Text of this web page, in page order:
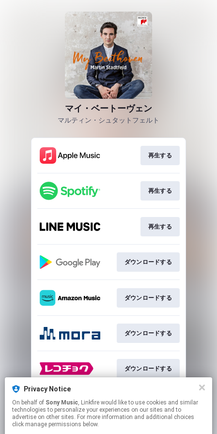
Privacy Notice
On behalf of Sony Music, Linkfire would like to use cookies and similar
technologies to personalize your experiences on our sites and to
advertise on other sites. For more information and additional choices
click manage permissions below.
マイ・ベートーヴェン
マルティン・シュタットフェルト
再生する
再生する
再生する
ダウンロードする
ダウンロードする
ダウンロードする
ダウンロードする
購入する